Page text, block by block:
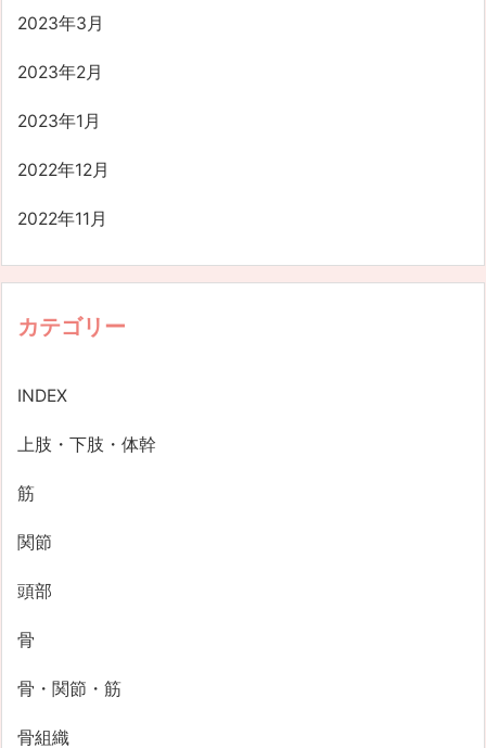
2023年3月
2023年2月
2023年1月
2022年12月
2022年11月
カテゴリー
INDEX
上肢・下肢・体幹
筋
関節
頭部
骨
骨・関節・筋
骨組織